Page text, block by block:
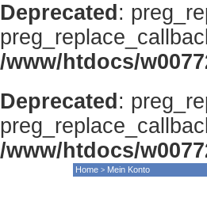
Deprecated :
/www/htdocs/
Deprecated :
/www/htdocs/
Home> Mein Konto